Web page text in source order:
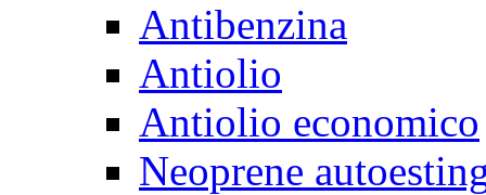
Antibenzina
Antiolio
Antiolio economico
Neoprene